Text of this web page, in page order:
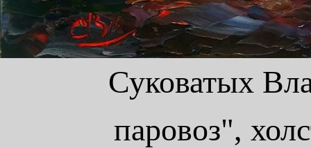
Суковатых
паровоз",